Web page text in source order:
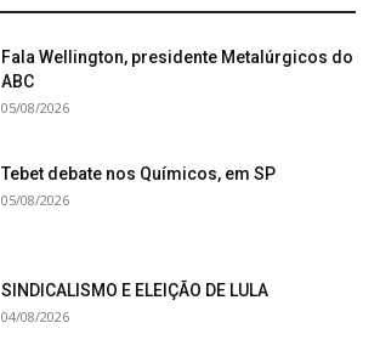
Fala Wellington, presidente Metalúrgicos do
ABC
05/08/2026
Tebet debate nos Químicos, em SP
05/08/2026
SINDICALISMO E ELEIÇÃO DE LULA
04/08/2026